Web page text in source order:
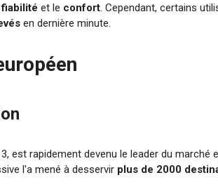
fiabilité et le confort. Cependant, certains
en dernière minute.
est rapidement devenu le leader du marché
l'a mené à desservir plus de 2000